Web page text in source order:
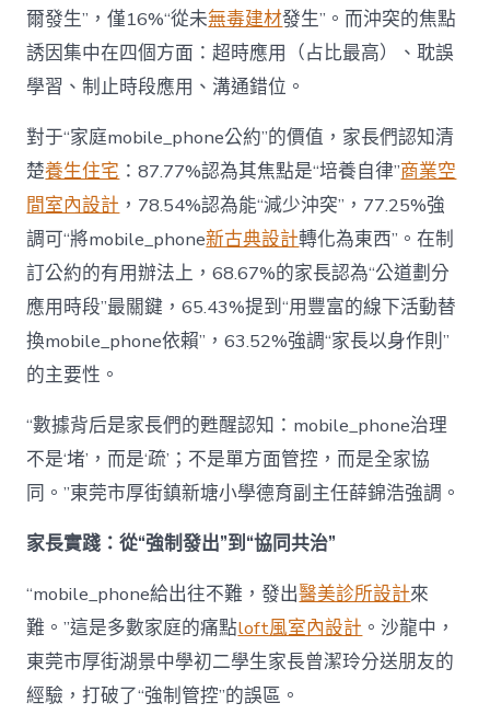
爾發生”，僅16%“從未無毒建材發生”。而沖突的焦點
誘因集中在四個方面：超時應用（占比最高）、耽誤
學習、制止時段應用、溝通錯位。
對于“家庭mobile_phone公約”的價值，家長們認知清
楚養生住宅 ：87.77%認為其焦點是“培養自律”商業空
間室內設計 ，78.54%認為能“減少沖突”，77.25%強
調可“將mobile_phone新古典設計轉化為東西”。在制
訂公約的有用辦法上，68.67%的家長認為“公道劃分
應用時段”最關鍵，65.43%提到“用豐富的線下活動替
換mobile_phone依賴”，63.52%強調“家長以身作則”
的主要性。
“數據背后是家長們的甦醒認知：mobile_phone治理
不是‘堵’，而是‘疏’；不是單方面管控，而是全家協
同。”東莞市厚街鎮新塘小學德育副主任薛錦浩強調。
家長實踐：從“強制發出”到“協同共治”
“mobile_phone給出往不難，發出醫美診所設計來
難。”這是多數家庭的痛點loft風室內設計 。沙龍中，
東莞市厚街湖景中學初二學生家長曾潔玲分送朋友的
經驗，打破了“強制管控”的誤區。